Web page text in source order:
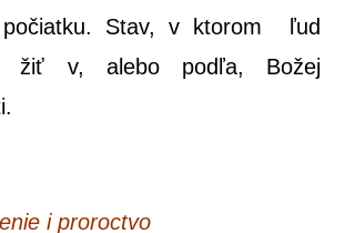
Stav, v kto­rom ľud
žiť v, ale­bo pod­ľa, Božej
i proroctvo